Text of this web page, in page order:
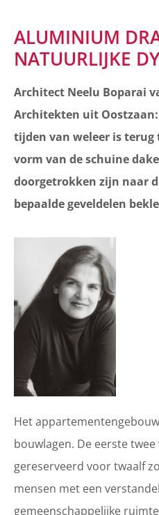
ALUMINIUM
NATUURLIJKE
Architect Neelu Boparai
Architekten uit
tijden van weleer is
vorm van de schuine
doorgetrokken zijn naar
bepaalde geveldelen
Het
bouwlagen. De eerste
gereserveerd voor twaalf
mensen met een
gemeenschappelijke